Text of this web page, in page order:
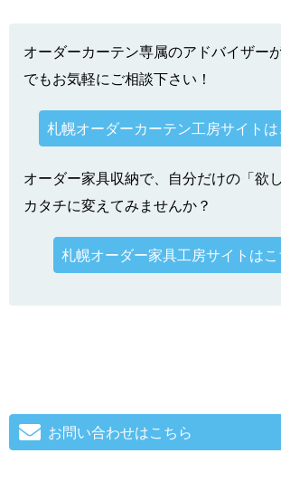
オーダーカーテン専属のアドバイザー
でもお気軽にご相談下さい！
札幌オーダーカーテン工房サイトは
オーダー家具収納で、自分だけの「欲
カタチに変えてみませんか？
札幌オーダー家具工房サイトはこ
お問い合わせはこちら